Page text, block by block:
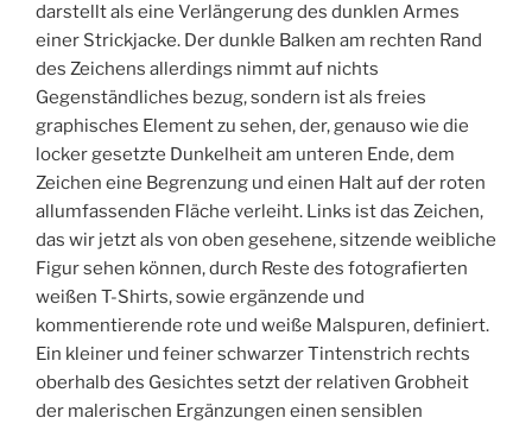
darstellt als eine Verlängerung des dunklen Armes
einer Strickjacke. Der dunkle Balken am rechten Rand
des Zeichens allerdings nimmt auf nichts
Gegenständliches bezug, sondern ist als freies
graphisches Element zu sehen, der, genauso wie die
locker gesetzte Dunkelheit am unteren Ende, dem
Zeichen eine Begrenzung und einen Halt auf der roten
allumfassenden Fläche verleiht. Links ist das Zeichen,
das wir jetzt als von oben gesehene, sitzende weibliche
Figur sehen können, durch Reste des fotografierten
weißen T-Shirts, sowie ergänzende und
kommentierende rote und weiße Malspuren, definiert.
Ein kleiner und feiner schwarzer Tintenstrich rechts
oberhalb des Gesichtes setzt der relativen Grobheit
der malerischen Ergänzungen einen sensiblen